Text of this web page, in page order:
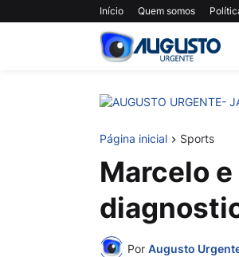
Início Quem somos
Página inicial Sports
Marcelo
Por Augusto